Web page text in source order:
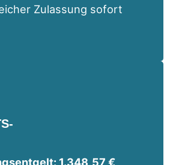
Zulassung sofort
1.348,57 €